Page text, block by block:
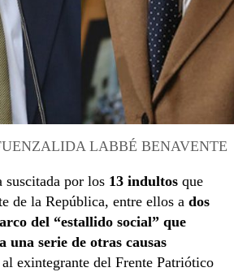
LABBÉ BENAVENTE
por los 13 indultos que
de la República, entre ellos a dos
del “estallido social” que
una serie de otras causas
exintegrante del Frente Patriótico